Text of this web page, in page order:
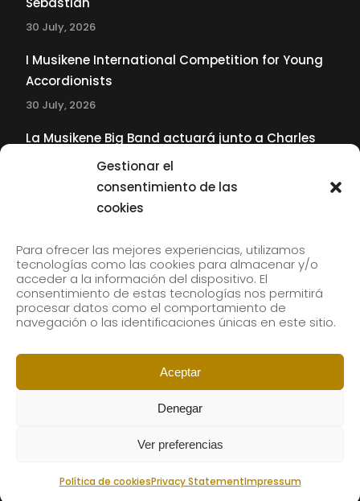
Gestionar el
consentimiento de las
cookies
Para ofrecer las mejores experiencias, utilizamos
tecnologías como las cookies para almacenar y/o
acceder a la información del dispositivo. El
consentimiento de estas tecnologías nos permitirá
procesar datos como el comportamiento de
navegación o las identificaciones únicas en este sitio.
Aceptar
Denegar
Ver preferencias
Política de cookiesPrivacy StatementImpressum
30 July, 2026
I Musikene International Competition for Young
Accordionists
30 July, 2026
La Musikene Big Band actuará junto a Charles
Tolliver en el 61 Jazzaldia
Subscribe to our newsletter to receive our news by
email.